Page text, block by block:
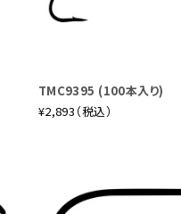
TMC9395 (100本入り)
¥2,893（税込）